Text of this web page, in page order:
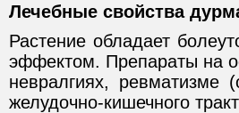
Лечебные свойства
Растение обладает
эффектом. Препараты на
невралгиях, ревматизме
желудочно-кишечного